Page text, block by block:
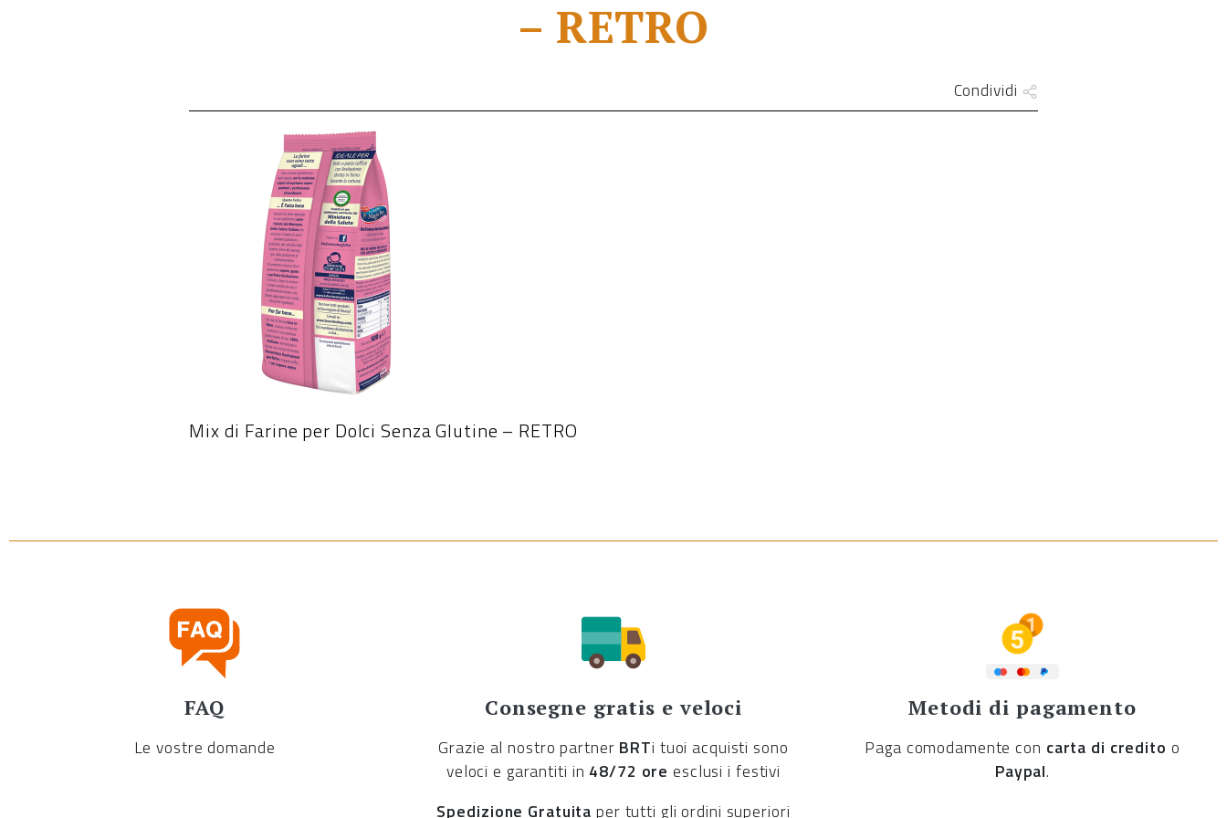
– RETRO
Condividi
Mix di Farine per Dolci Senza Glutine – RETRO
FAQ
Le vostre domande
Consegne gratis e veloci
Grazie al nostro partner BRTi tuoi acquisti sono
veloci e garantiti in 48/72 ore esclusi i festivi
Spedizione Gratuita per tutti gli ordini superiori
Metodi di pagamento
Paga comodamente con carta di credito o
Paypal.